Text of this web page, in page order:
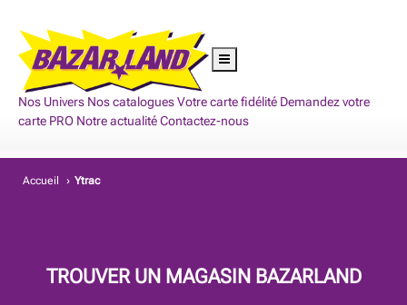
Nos Univers Nos cataloguesVotre carte fidélité Demandez votre
carte PRO Notre actualitéContactez-nous
Accueil › Ytrac
TROUVER UN MAGASIN BAZARLAND